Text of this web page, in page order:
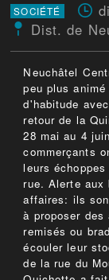
SOCIÉTÉ
Dist. de
Neuchâtel
peu plus animé
d'habitude
retour de la
28 mai au 4
commerçants
leurs
rue. Alerte aux
affaires: ils
à proposer des
remisés ou
écouler leur
de la rue du